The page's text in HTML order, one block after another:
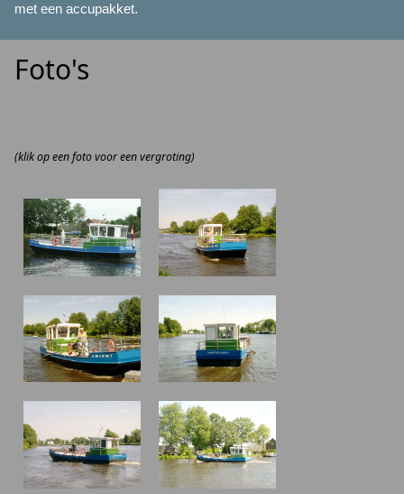
met een accupakket.
Foto's
(klik op een foto voor een vergroting)